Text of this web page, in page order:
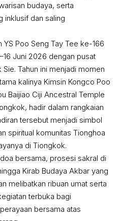
budaya, serta
inklusif dan saling
YS Poo Seng Tay Tee ke-166
Juni 2026 dengan pusat
Tahun ini menjadi momen
kalinya Kimsin Kongco Poo
Baijiao Ciji Ancestral Temple
hadir dalam rangkaian
tersebut menjadi simbol
spiritual komunitas Tionghoa
di Tiongkok.
bersama, prosesi sakral di
Kirab Budaya Akbar yang
melibatkan ribuan umat serta
terbuka bagi
bersama atas